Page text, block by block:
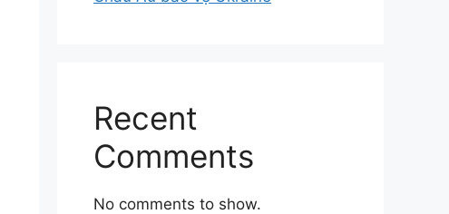
Recent
Comments
No comments to show.